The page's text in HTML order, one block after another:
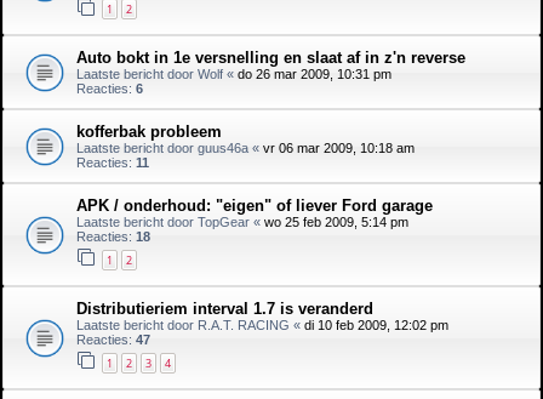
1 2
Auto bokt in 1e versnelling en slaat af in z'n reverse
Laatste bericht door Wolf « do 26 mar 2009, 10:31 pm
Reacties: 6
kofferbak probleem
Laatste bericht door guus46a « vr 06 mar 2009, 10:18 am
Reacties: 11
APK / onderhoud: "eigen" of liever Ford garage
Laatste bericht door TopGear « wo 25 feb 2009, 5:14 pm
Reacties: 18
1 2
Distributieriem interval 1.7 is veranderd
Laatste bericht door R.A.T. RACING « di 10 feb 2009, 12:02 pm
Reacties: 47
1 2 3 4